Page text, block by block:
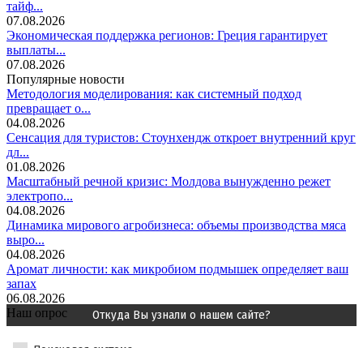
тайф...
07.08.2026
Экономическая поддержка регионов: Греция гарантирует
выплаты...
07.08.2026
Популярные новости
Методология моделирования: как системный подход
превращает о...
04.08.2026
Сенсация для туристов: Стоунхендж откроет внутренний круг
дл...
01.08.2026
Масштабный речной кризис: Молдова вынужденно режет
электропо...
04.08.2026
Динамика мирового агробизнеса: объемы производства мяса
выро...
04.08.2026
Аромат личности: как микробиом подмышек определяет ваш
запах
06.08.2026
Наш опрос
Откуда Вы узнали о нашем сайте?